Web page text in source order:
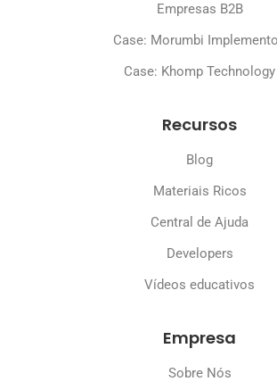
Empresas B2B
Case: Morumbi
Case: Khomp Technology
Recursos
Blog
Materiais Ricos
Central de Ajuda
Developers
Vídeos educativos
Empresa
Sobre Nós